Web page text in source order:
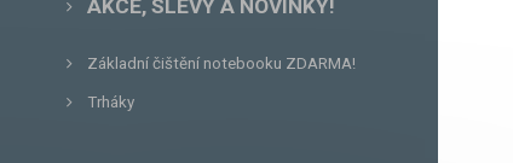
AKCE, SLEVY A NOVINKY!
Základní čištění notebooku ZDARMA!
Trháky